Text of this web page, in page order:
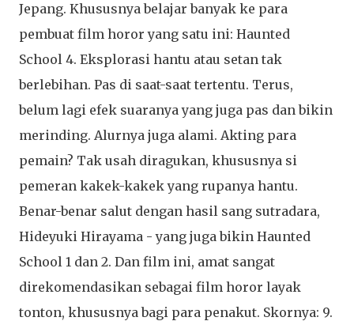
Jepang. Khususnya belajar banyak ke para
pembuat film horor yang satu ini: Haunted
School 4. Eksplorasi hantu atau setan tak
berlebihan. Pas di saat-saat tertentu. Terus,
belum lagi efek suaranya yang juga pas dan bikin
merinding. Alurnya juga alami. Akting para
pemain? Tak usah diragukan, khususnya si
pemeran kakek-kakek yang rupanya hantu.
Benar-benar salut dengan hasil sang sutradara,
Hideyuki Hirayama - yang juga bikin Haunted
School 1 dan 2. Dan film ini, amat sangat
direkomendasikan sebagai film horor layak
tonton, khususnya bagi para penakut. Skornya: 9.